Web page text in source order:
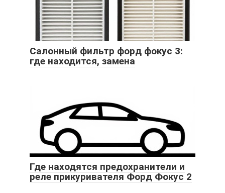
Салонный фильтр форд фокус 3:
где находится, замена
Где находятся предохранители и
реле прикуривателя Форд Фокус 2